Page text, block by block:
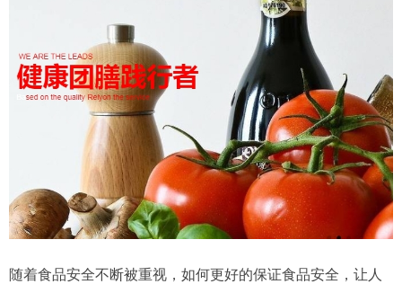
随着食品安全不断被重视，如何更好的保证食品安全，让人